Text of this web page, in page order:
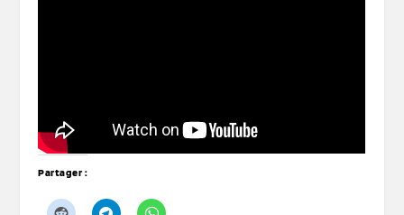
Partager :